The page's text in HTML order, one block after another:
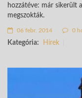
hozzátéve: már sikerült
megszokták.
06 febr. 2014 0
Kategória: Hírek